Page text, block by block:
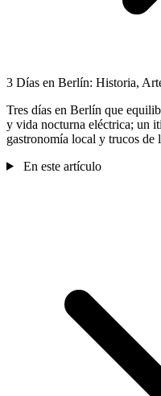
3 Días en Berlín: Historia,
Tres días en Berlín que
y vida nocturna eléctrica; un
gastronomía local y trucos de
En este artículo